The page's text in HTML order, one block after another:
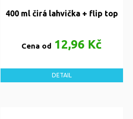
400 ml čirá lahvička + flip top
Cena od 12,96 Kč
DETAIL